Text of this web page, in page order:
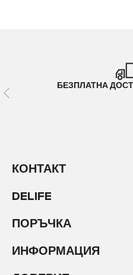
БЕЗПЛАТНА
КОНТАКТ
DELIFE
ПОРЪЧКА
ИНФОРМАЦИЯ